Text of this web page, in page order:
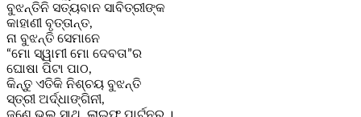
ବୁଝନ୍ତିନି ସତ୍ୟବାନ ସାବିତ୍ରୀଙ୍କ
କାହାଣୀ ବୃତ୍ତାନ୍ତ,
ନା ବୁଝନ୍ତି ସେମାନେ
“ମୋ ସ୍ୱାମୀ ମୋ ଦେବତା”ର
ଘୋଷା ପିଟା ପାଠ,
କିନ୍ତୁ ଏତିକି ନିଶ୍ଚୟ ବୁଝନ୍ତି
ସ୍ତ୍ରୀ ଅର୍ଦ୍ଧାଙ୍ଗିନୀ,
ଜଣେ ଭଲ ସାଥି, ଲାଇଫ ପାର୍ଟନର ।